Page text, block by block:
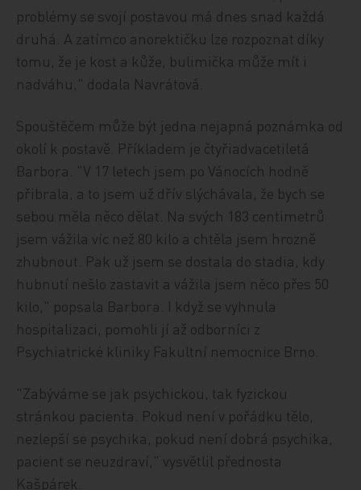
problémy se svojí postavou má dnes snad každá
druhá. A zatímco anorektičku lze rozpoznat díky
tomu, že je kost a kůže, bulimička může mít i
nadváhu," dodala Navrátová.
Spouštěčem může být jedna nejapná poznámka od
okolí k postavě. Příkladem je čtyřiadvacetiletá
Barbora. "V 17 letech jsem po Vánocích hodně
přibrala, a to jsem už dřív slýchávala, že bych se
sebou měla něco dělat. Na svých 183 centimetrů
jsem vážila víc než 80 kilo a chtěla jsem hrozně
zhubnout. Pak už jsem se dostala do stadia, kdy
hubnutí nešlo zastavit a vážila jsem něco přes 50
kilo," popsala Barbora. I když se vyhnula
hospitalizaci, pomohli jí až odborníci z
Psychiatrické kliniky Fakultní nemocnice Brno.
"Zabýváme se jak psychickou, tak fyzickou
stránkou pacienta. Pokud není v pořádku tělo,
nezlepší se psychika, pokud není dobrá psychika,
pacient se neuzdraví," vysvětlil přednosta
Kašpárek.